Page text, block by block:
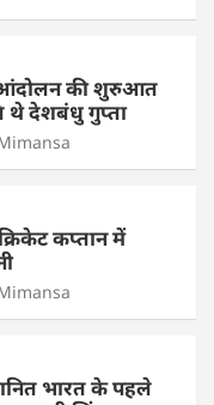
आंदोलन की शुरुआत
थे देशबंधु गुप्ता
कप्तान में
भारत के पहले